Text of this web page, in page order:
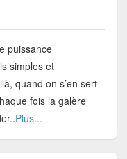
puissance
simples et
quand on s’en sert
fois la galère
Plus...